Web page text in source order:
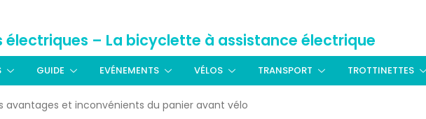
électriques – La bicyclette à assistance électrique
GUIDE EVÉNEMENTS VÉLOS TRANSPORT TROTTINETTES
avantages et inconvénients du panier avant vélo